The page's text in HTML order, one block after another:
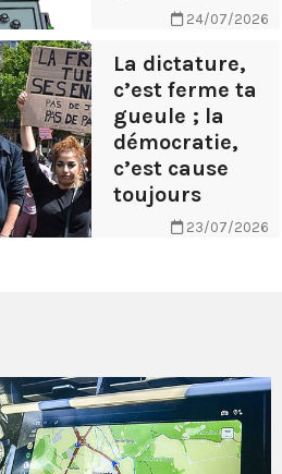
24/07/2026
La dictature,
c’est ferme ta
gueule ; la
démocratie,
c’est cause
toujours
23/07/2026